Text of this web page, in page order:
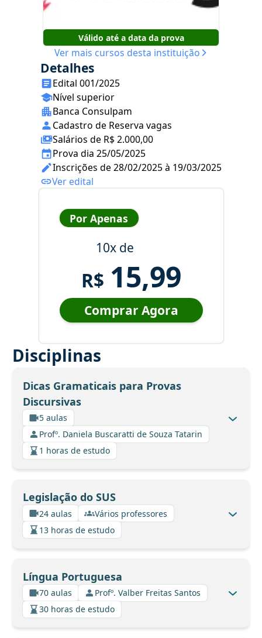
Válido até a data da prova
Ver mais cursos desta instituição
Detalhes
Edital 001/2025
Nível superior
Banca Consulpam
Cadastro de Reserva vagas
Salários de R$ 2.000,00
Prova dia 25/05/2025
Inscrições de 28/02/2025 à 19/03/2025
Ver edital
Por Apenas
10x de
R$ 15,99
Comprar Agora
Disciplinas
Dicas Gramaticais para Provas
Discursivas
5 aulas
Profº. Daniela Buscaratti de Souza Tatarin
1 horas de estudo
Legislação do SUS
24 aulas
Vários professores
13 horas de estudo
Língua Portuguesa
70 aulas
Profº. Valber Freitas Santos
30 horas de estudo